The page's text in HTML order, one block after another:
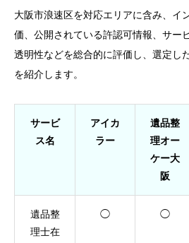
大阪市浪速区を対応エリアに含み、イ
価、公開されている許認可情報、サー
透明性などを総合的に評価し、選定し
を紹介します。
サービ
ス名
アイカ
ラー
遺品整
理オー
ケー大
阪
遺品整
理士在
◯ ◯